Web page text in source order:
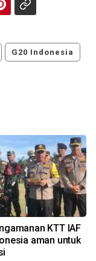
G20 Indonesia
KTT IAF
aman untuk